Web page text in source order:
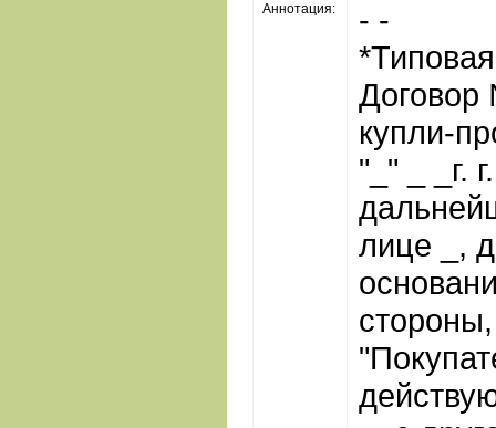
Аннотация:
- -
купли-
"_" _ _г.
лице _,